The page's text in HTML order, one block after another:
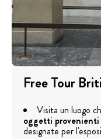
Free Tour
Visita un luogo
oggetti
designate per